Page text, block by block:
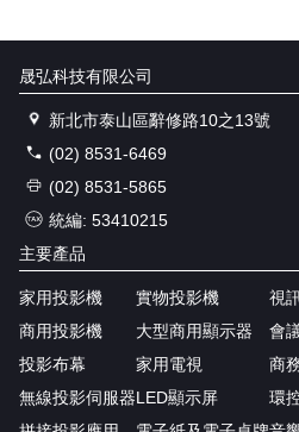
晟弘科技有限公司
新北市泰山區辭修路10之13號
(02) 8531-6469
(02) 8531-5865
統編: 53410215
主要產品
家用投影機
商用投影機
投影布幕
無線投影伺服器
實物投影機
大型商用顯示器
家用電視
LED顯示屏
視
會
商
環